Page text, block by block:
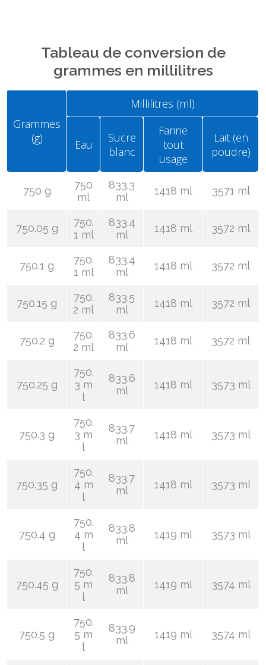
Tableau de conversion de
grammes en millilitres
Grammes
(g)
Millilitres (ml)
Eau
Sucre
blanc
Farine
tout
usage
Lait (en
poudre)
750 g
750
ml
833.3
ml
1418 ml 3571 ml
750.05 g
750.
1 ml
833.4
ml
1418 ml 3572 ml
750.1 g
750.
1 ml
833.4
ml
1418 ml 3572 ml
750.15 g
750.
2 ml
833.5
ml
1418 ml 3572 ml
750.2 g
750.
2 ml
833.6
ml
1418 ml 3572 ml
750.25 g
750.
3 m
l
833.6
ml
1418 ml 3573 ml
750.3 g
750.
3 m
l
833.7
ml
1418 ml 3573 ml
750.35 g
750.
4 m
l
833.7
ml
1418 ml 3573 ml
750.4 g
750.
4 m
l
833.8
ml
1419 ml 3573 ml
750.45 g
750.
5 m
l
833.8
ml
1419 ml 3574 ml
750.5 g
750.
5 m
l
833.9
ml
1419 ml 3574 ml